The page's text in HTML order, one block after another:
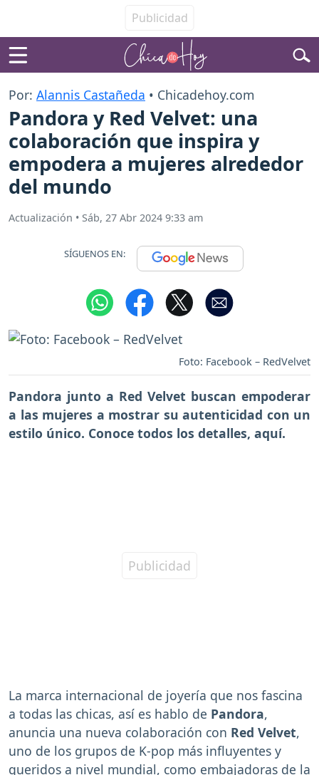
Por: Alannis Castañeda • Chicadehoy.com
Pandora y Red Velvet: una
colaboración que inspira y
empodera a mujeres alrededor
del mundo
Actualización • Sáb, 27 Abr 2024 9:33 am
SÍGUENOS EN:
Foto: Facebook – RedVelvet
Pandora junto a Red Velvet buscan empoderar
a las mujeres a mostrar su autenticidad con un
estilo único. Conoce todos los detalles, aquí.
La marca internacional de joyería que nos fascina
a todas las chicas, así es hablo de Pandora,
anuncia una nueva colaboración con Red Velvet,
uno de los grupos de K-pop más influyentes y
queridos a nivel mundial, como embajadoras de la